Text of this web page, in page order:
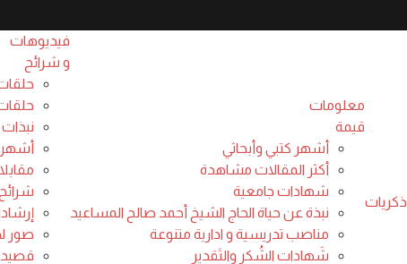
ذكريات
معلومات
قيمة
أشهر كتبي وأبحاثي
أكثر المقالات مشاهدة
شهادات جامعية
نبذة عن حياة الحاج الشيخ أحمد صالح المساعيد
مناصب تدريسية و ادارية متنوعة
شَهادات الشُكر والتَقدير
فيديوهات
و شرائح
أشهر
صور